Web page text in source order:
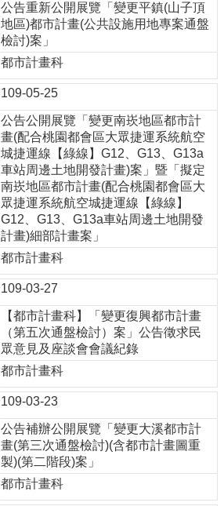
公告重新公開展覽「變更平鎮(山子頂
地區)都市計畫(公共設施用地專案通盤
檢討)案」
都市計畫科
109-05-25
公告公開展覽「變更南崁地區都市計
畫(配合桃園都會區大眾捷運系統航空
城捷運線【綠線】G12、G13、G13a
車站周邊土地開發計畫)案」暨「擬定
南崁地區都市計畫(配合桃園都會區大
眾捷運系統航空城捷運線【綠線】
G12、G13、G13a車站周邊土地開發
計畫)細部計畫案」
都市計畫科
109-03-27
【都市計畫科】「變更復興都市計畫
（第五次通盤檢討）案」公告徵求民
眾意見及座談會會議紀錄
都市計畫科
109-03-23
公告補辦公開展覽「變更大溪都市計
畫(第三次通盤檢討)(含都市計畫圖重
製)(第二階段)案」
都市計畫科